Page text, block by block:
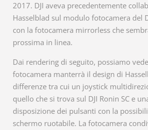
2017. DJI aveva precedentemente
Hasselblad sul modulo fotocamera del
con la fotocamera mirrorless che
prossima in linea.
Dai rendering di seguito, possiamo
fotocamera manterrà il design di
differenze tra cui un joystick
quello che si trova sul DJI Ronin SC e
disposizione dei pulsanti con la
schermo ruotabile. La fotocamera